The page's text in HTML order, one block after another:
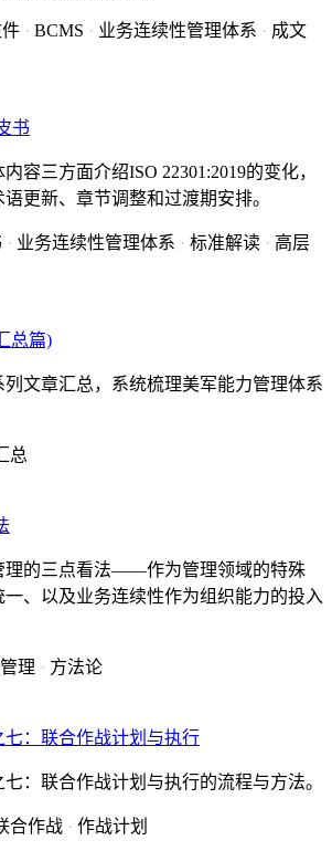
BCMS 业务连续性管理体系
成文
书
容三方面介绍ISO 22301:2019的变化，
更新、章节调整和过渡期安排。
业务连续性管理体系 标准解读
高层
总篇)
列文章汇总，系统梳理美军能力管理体系
总
理的三点看法——作为管理领域的特殊
、以及业务连续性作为组织能力的投入
理
方法论
七：联合作战计划与执行
：联合作战计划与执行的流程与方法。
合作战
作战计划